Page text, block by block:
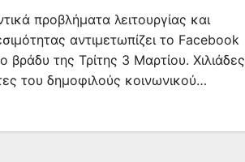
προβλήματα λειτουργίας και
αντιμετωπίζει το Facebook
βράδυ της Τρίτης 3 Μαρτίου. Χιλιάδες
του δημοφιλούς κοινωνικού…